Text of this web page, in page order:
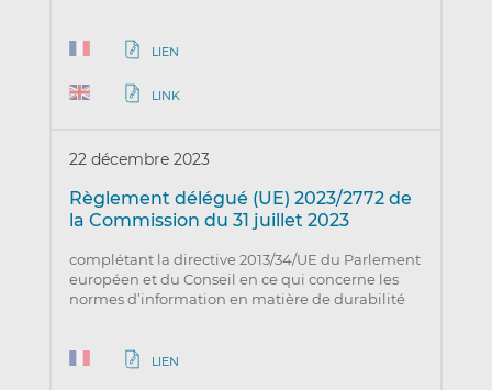
LIEN
LINK
22 décembre 2023
Règlement délégué (UE) 2023/2772 de
la Commission du 31 juillet 2023
complétant la directive 2013/34/UE du Parlement
européen et du Conseil en ce qui concerne les
normes d’information en matière de durabilité
LIEN